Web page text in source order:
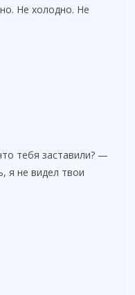
Не холодно. Не
тебя заставили? —
я не видел твои